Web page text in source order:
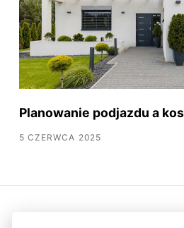
Planowanie podjazdu a
5 CZERWCA 2025